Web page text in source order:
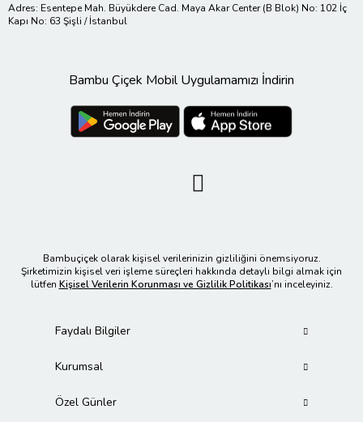
Adres: Esentepe Mah. Büyükdere Cad. Maya Akar Center (B Blok) No: 102 İç
Kapı No: 63 Şişli / İstanbul
Bambu Çiçek Mobil Uygulamamızı İndirin
Bambuçiçek olarak kişisel verilerinizin gizliliğini önemsiyoruz.
Şirketimizin kişisel veri işleme süreçleri hakkında detaylı bilgi almak için
lütfen Kişisel Verilerin Korunması ve Gizlilik Politikası’nı inceleyiniz.
Faydalı Bilgiler
Kurumsal
Özel Günler